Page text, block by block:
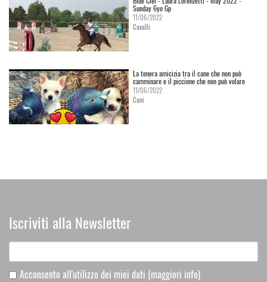
Sunday 6yo Gp
11/06/2022
Cavalli
La tenera amicizia tra il cane che non può
camminare e il piccione che non può volare
11/06/2022
Cani
Iscriviti alla Newsletter
Acconsento all'utilizzo dei miei dati (maggiori info)